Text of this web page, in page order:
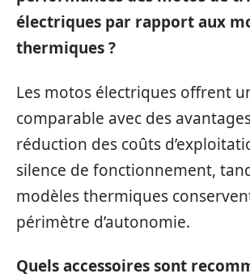
électriques par rapport aux
thermiques ?
Les motos électriques offrent
comparable avec des
réduction des coûts
silence de fonctionnement,
modèles thermiques
périmètre d’autonomie.
Quels accessoires sont